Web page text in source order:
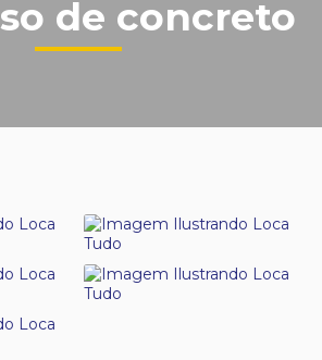
de concreto